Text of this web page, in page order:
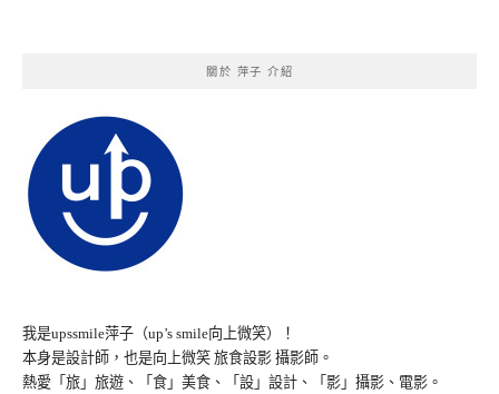
關於 萍子 介紹
我是upssmile萍子（up’s smile向上微笑）！
本身是設計師，也是向上微笑 旅食設影 攝影師。
熱愛「旅」旅遊、「食」美食、「設」設計、「影」攝影、電影。